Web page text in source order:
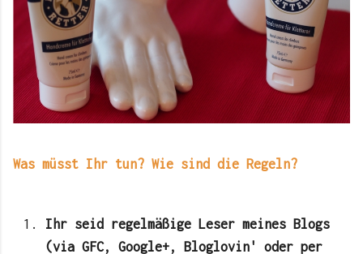
Was müsst Ihr tun? Wie sind die Regeln?
Ihr seid regelmäßige Leser meines Blogs
(via GFC, Google+, Bloglovin' oder per